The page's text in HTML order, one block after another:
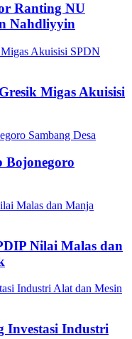
Ranting NU
Nahdliyyin
Migas Akuisisi
Bojonegoro
Nilai Malas dan
Investasi Industri